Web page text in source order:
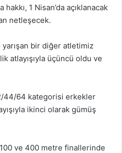
1 Nisan’da açıklanacak
netleşecek.
yarışan bir diğer atletimiz
atlayışıyla üçüncü oldu ve
44/64 kategorisi erkekler
ikinci olarak gümüş
ve 400 metre finallerinde